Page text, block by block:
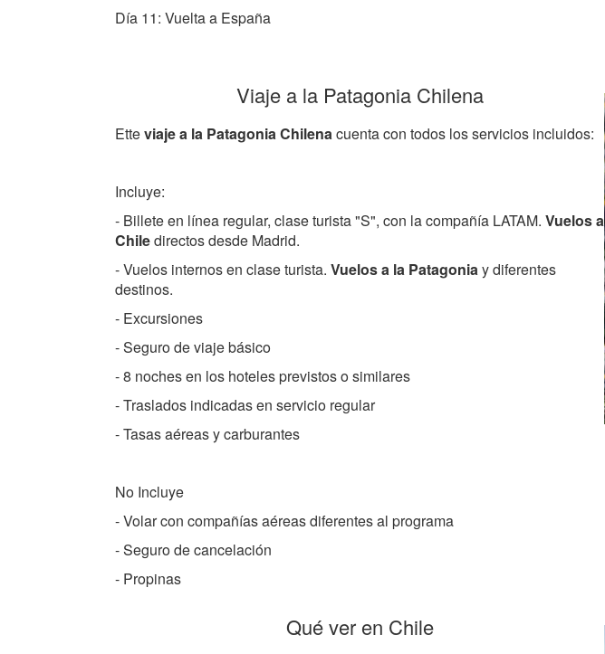
Día 11: Vuelta a España
Viaje a la Patagonia Chilena
Etteviaje a la Patagonia Chilenacuenta con todos los servicios incluidos:
Incluye:
- Billete en línea regular, clase turista "S", con la compañía LATAM. Vuelos a
Chiledirectos desde Madrid.
- Vuelos internos en clase turista. Vuelos a la Patagoniay diferentes
destinos.
- Excursiones
- Seguro de viaje básico
- 8 noches en los hoteles previstos o similares
- Traslados indicadas en servicio regular
- Tasas aéreas y carburantes
No Incluye
- Volar con compañías aéreas diferentes al programa
- Seguro de cancelación
- Propinas
Qué ver en Chile